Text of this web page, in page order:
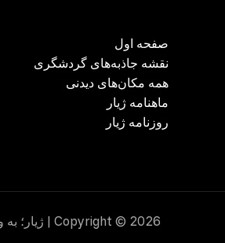
صفحه اول
نقشه جاذبه‌های گردشگری
همه مکان‌های دیدنی
ماهنامه ژیار
روزنامه ژیار
Copyright © 2026 | ژیار؛ به وسعت ایران